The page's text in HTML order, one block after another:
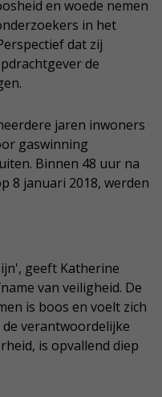
en woede nemen
in het
dat zij
de
jaren inwoners
gaswinning
Binnen 48 uur na
8 januari 2018, werden
geeft Katherine
van veiligheid. De
is boos en voelt zich
verantwoordelijke
is opvallend diep